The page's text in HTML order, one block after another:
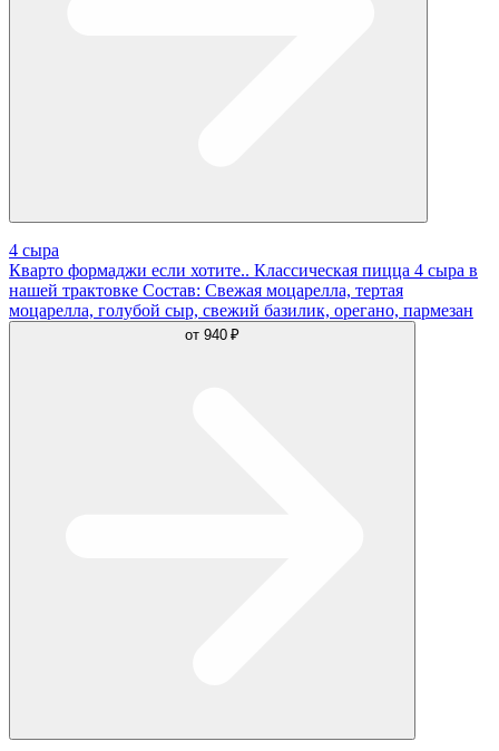
4 сыра
Кварто формаджи если хотите.. Классическая пицца 4 сыра в
нашей трактовке Состав: Свежая моцарелла, тертая
моцарелла, голубой сыр, свежий базилик, орегано, пармезан
от 940 ₽